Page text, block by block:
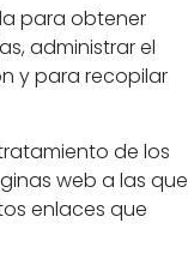
para obtener
administrar el
y para recopilar
de los
web a las que
enlaces que